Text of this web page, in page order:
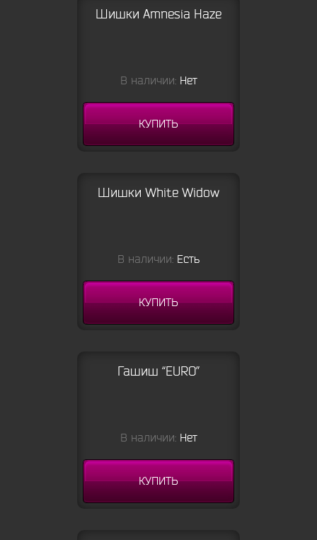
Шишки Amnesia Haze
В наличии: Нет
КУПИТЬ
Шишки White Widow
В наличии: Есть
КУПИТЬ
Гашиш “EURO”
В наличии: Нет
КУПИТЬ